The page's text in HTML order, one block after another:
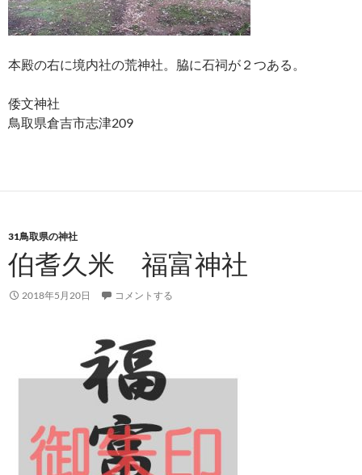
本殿の右に境内社の荒神社。脇に石祠が２つある。
倭文神社
鳥取県倉吉市志津209
31鳥取県の神社
伯耆久米 福富神社
2018年5月20日 コメントする